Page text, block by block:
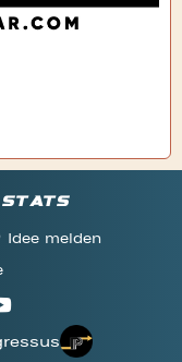
stats
Idee melden